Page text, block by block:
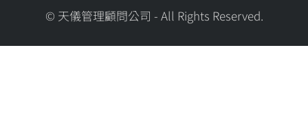
© 天儀管理顧問公司 - All Rights Reserved.